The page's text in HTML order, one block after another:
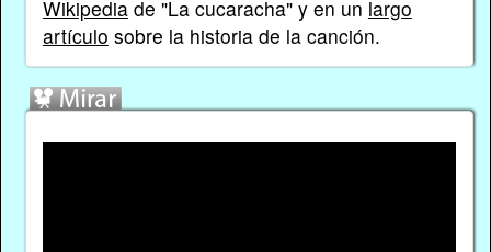
Wikipediade "La cucaracha" y en un largo
artículo sobre la historia de la canción.